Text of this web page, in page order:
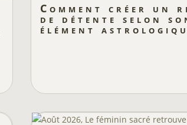
Comment créer un
de détente selon
élément